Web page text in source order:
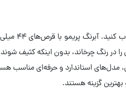
اگر هنرج یا
در رنگ چرخاند، بدون اینکه کثیف
مدل‌های استاندارد و حرفه‌ای مناسب
گزینه هستند.